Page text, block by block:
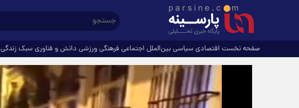
صفحه نخست اقتصادی سیاسی بین‌الملل اجتماعی فرهنگیورزشی دانش و فناوری سبک زندگی